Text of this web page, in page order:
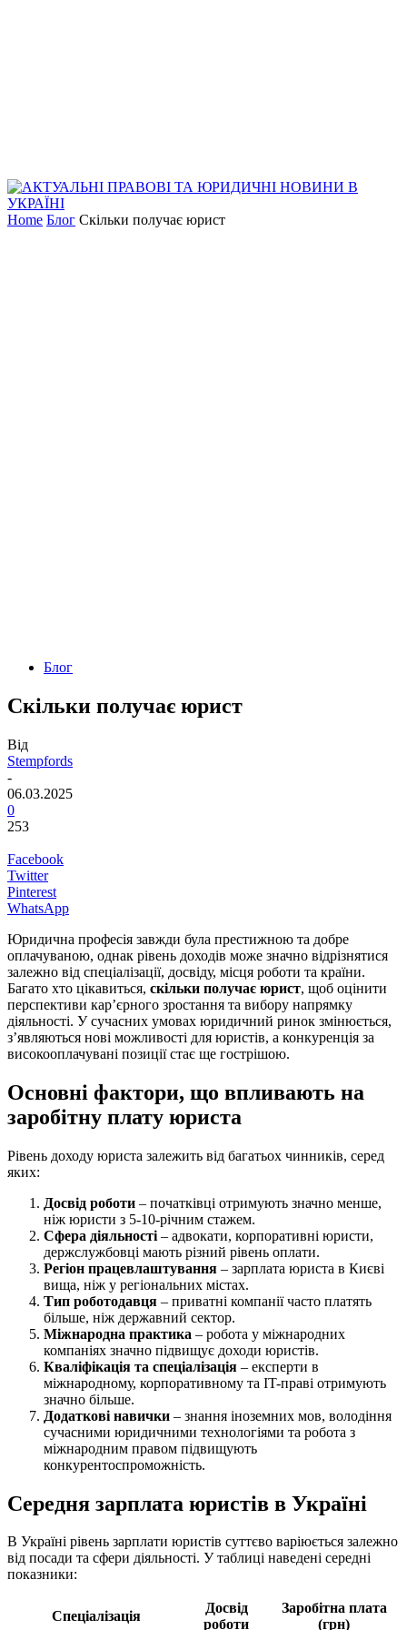
Home Блог Скільки получає юрист
Блог
Скільки получає юрист
Від
Stempfords
-
06.03.2025
0
253
Facebook
Twitter
Pinterest
WhatsApp
Юридична професія завжди була престижною та добре
оплачуваною, однак рівень доходів може значно відрізнятися
залежно від спеціалізації, досвіду, місця роботи та країни.
Багато хто цікавиться, скільки получає юрист, щоб оцінити
перспективи кар’єрного зростання та вибору напрямку
діяльності. У сучасних умовах юридичний ринок змінюється,
з’являються нові можливості для юристів, а конкуренція за
високооплачувані позиції стає ще гострішою.
Основні фактори, що впливають на
заробітну плату юриста
Рівень доходу юриста залежить від багатьох чинників, серед
яких:
Досвід роботи – початківці отримують значно менше,
ніж юристи з 5-10-річним стажем.
Сфера діяльності – адвокати, корпоративні юристи,
держслужбовці мають різний рівень оплати.
Регіон працевлаштування – зарплата юриста в Києві
вища, ніж у регіональних містах.
Тип роботодавця – приватні компанії часто платять
більше, ніж державний сектор.
Міжнародна практика – робота у міжнародних
компаніях значно підвищує доходи юристів.
Кваліфікація та спеціалізація – експерти в
міжнародному, корпоративному та IT-праві отримують
значно більше.
Додаткові навички – знання іноземних мов, володіння
сучасними юридичними технологіями та робота з
міжнародним правом підвищують
конкурентоспроможність.
Середня зарплата юристів в Україні
В Україні рівень зарплати юристів суттєво варіюється залежно
від посади та сфери діяльності. У таблиці наведені середні
показники:
Спеціалізація
Досвід
роботи
Заробітна плата
(грн)